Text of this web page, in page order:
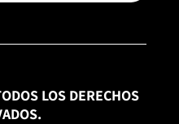
LOS DERECHOS